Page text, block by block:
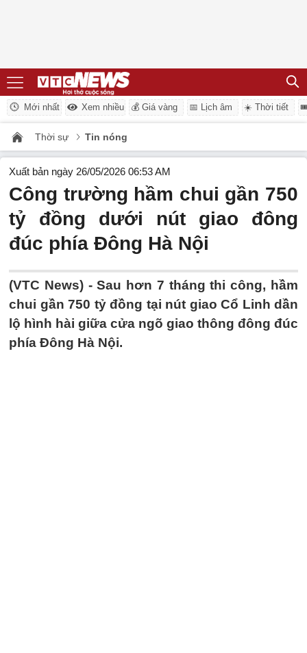
Mới nhất Xem nhiều 💰 Giá vàng 📅 Lịch âm ☀️ Thời tiết
Thời sự Tin nóng
Xuất bản ngày 26/05/2026 06:53 AM
Công trường hầm chui gần 750
tỷ đồng dưới nút giao đông
đúc phía Đông Hà Nội
(VTC News) -Sau hơn 7 tháng thi công, hầm
chui gần 750 tỷ đồng tại nút giao Cổ Linh dần
lộ hình hài giữa cửa ngõ giao thông đông đúc
phía Đông Hà Nội.